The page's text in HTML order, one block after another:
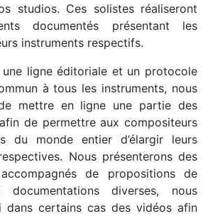
studios. Ces solistes réaliseront
documentés présentant les
instruments respectifs.
ligne éditoriale et un protocole
à tous les instruments, nous
mettre en ligne une partie des
de permettre aux compositeurs
du monde entier d’élargir leurs
Nous présenterons des
de propositions de
diverses, nous
dans certains cas des vidéos afin